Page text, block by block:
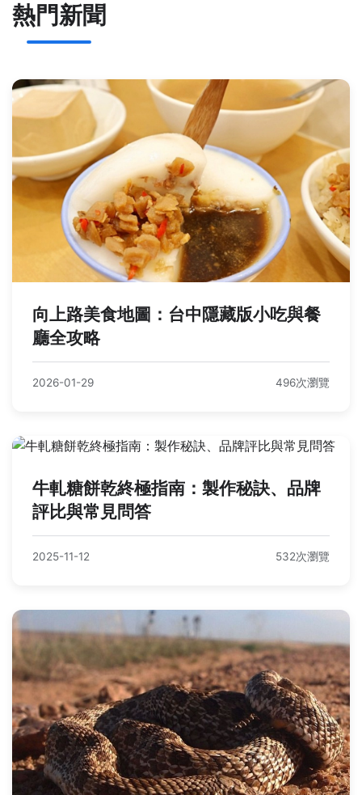
熱門新聞
向上路美食地圖：台中隱藏版小吃與餐
廳全攻略
2026-01-29 496次瀏覽
牛軋糖餅乾終極指南：製作秘訣、品牌
評比與常見問答
2025-11-12 532次瀏覽